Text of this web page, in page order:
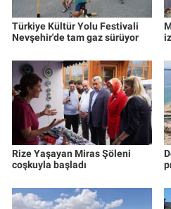
Türkiye Kültür Yolu Festivali
Nevşehir'de tam gaz sürüyor
Rize Yaşayan Miras Şöleni
coşkuyla başladı